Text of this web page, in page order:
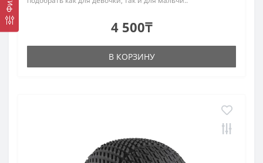
4 500₸
В КОРЗИНУ